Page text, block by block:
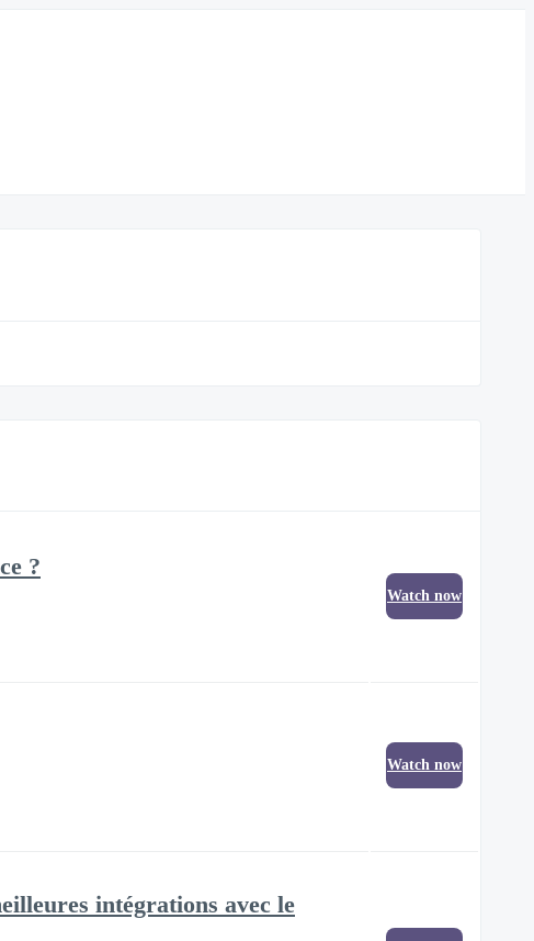
?
Watch now
Watch now
intégrations avec le